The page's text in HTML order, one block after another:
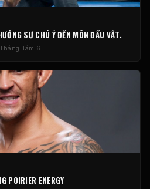
SỰ CHÚ Ý ĐẾN MÔN ĐẤU VẬT.
Tháng Tám 6
POIRIER ENERGY